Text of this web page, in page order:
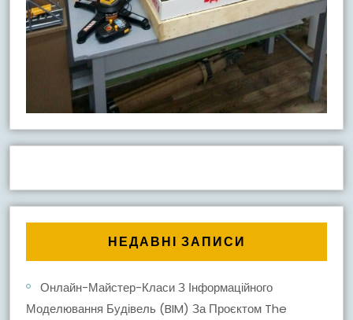
НЕДАВНІ ЗАПИСИ
Онлайн-Майстер-Класи З Інформаційного
Моделювання Будівель (BIM) За Проєктом The